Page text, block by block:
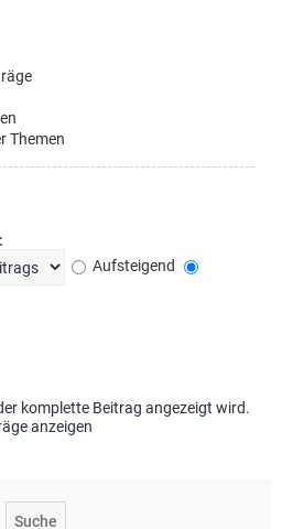
Themen
Aufsteigend
komplette Beitrag angezeigt wird.
anzeigen